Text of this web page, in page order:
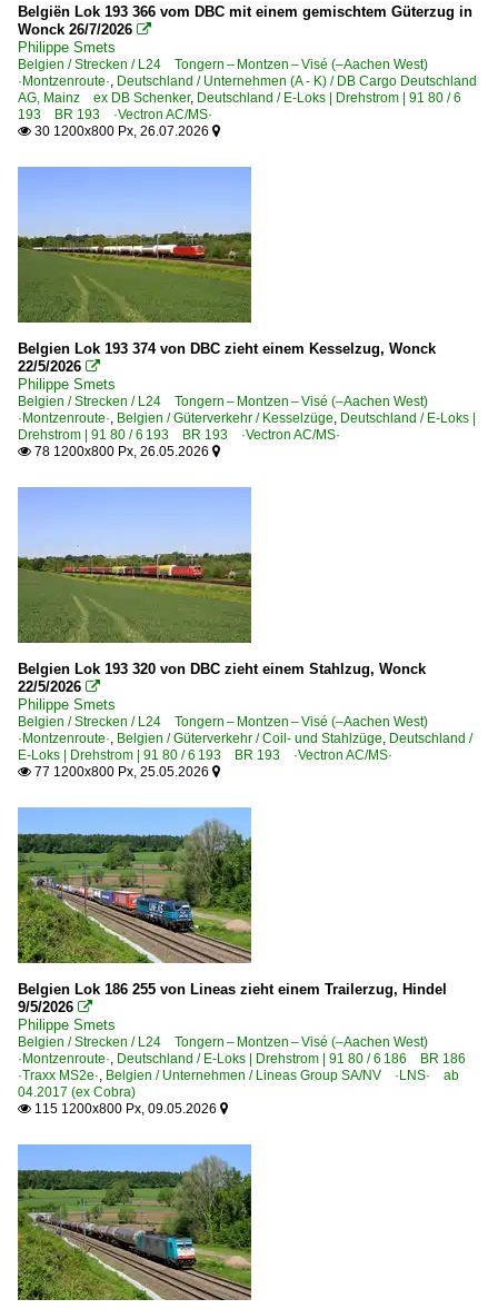
BR 26
BR 27 HLE
E-Loks | Mehrsystem
BR 18 ·EuroSprinter·
BR 28 · E 186 ·Traxx MS2e, 7 186·
BR 29 · E 186 ·Traxx MS2e, 7 186·
Elektrotriebzüge
AM 62-79
Galerien
Belgien <-> Deutschland
Güterverkehr
Coil- und Stahlzüge
Containerzüge
Gemischte Güterzüge
~ Sonstige Güterzüge
Güterwagen
3 | Gattung R | Flachwagen mit Drehgestellen in
Personenwagen
Typ I11 Steuerwagen
~ Sonstige
Unternehmen
BLS Cargo Nord NV - BLS Cargo ab 09.2025 (ex
Corridor Operations NMBS/SNCB DB Schenker Rail N.
Crossrail Benelux N.V., Antwerpen ·XRAIL· bis 09.2025
Dillen & Le Jeune Cargo N.V., Boom ·DLC·
Infrabel N.V., Brüssel ·INFBL·
2020
2021
2022
2023
2024
2025
Belgiën Lok 193 366 vom DBC mit einem gemischtem Güterzug in
Wonck 26/7/2026 
Philippe Smets
Belgien / Strecken / L24 Tongern – Montzen – Visé (–Aachen West)
·Montzenroute·, Deutschland / Unternehmen (A - K) / DB Cargo Deutschland
AG, Mainz ex DB Schenker, Deutschland / E-Loks | Drehstrom | 91 80 / 6
193 BR 193 ·Vectron AC/MS·
 30 1200x800 Px, 26.07.2026 
Belgien Lok 193 374 von DBC zieht einem Kesselzug, Wonck
22/5/2026 
Philippe Smets
Belgien / Strecken / L24 Tongern – Montzen – Visé (–Aachen West)
·Montzenroute·, Belgien / Güterverkehr / Kesselzüge, Deutschland / E-Loks |
Drehstrom | 91 80 / 6 193 BR 193 ·Vectron AC/MS·
 78 1200x800 Px, 26.05.2026 
Belgien Lok 193 320 von DBC zieht einem Stahlzug, Wonck
22/5/2026 
Philippe Smets
Belgien / Strecken / L24 Tongern – Montzen – Visé (–Aachen West)
·Montzenroute·, Belgien / Güterverkehr / Coil- und Stahlzüge, Deutschland /
E-Loks | Drehstrom | 91 80 / 6 193 BR 193 ·Vectron AC/MS·
 77 1200x800 Px, 25.05.2026 
Belgien Lok 186 255 von Lineas zieht einem Trailerzug, Hindel
9/5/2026 
Philippe Smets
Belgien / Strecken / L24 Tongern – Montzen – Visé (–Aachen West)
·Montzenroute·, Deutschland / E-Loks | Drehstrom | 91 80 / 6 186 BR 186
·Traxx MS2e·, Belgien / Unternehmen / Lineas Group SA/NV ·LNS· ab
04.2017 (ex Cobra)
 115 1200x800 Px, 09.05.2026 